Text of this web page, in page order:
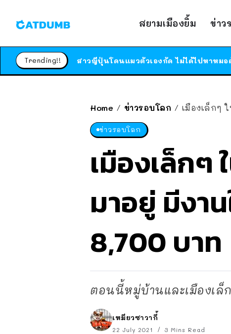
สยามเมืองยิ้ม ข่าว
Trending!!
Home / ข่าวรอบโลก / เมืองเล็กๆ
ข่าวรอบโลก
เมืองเล็กๆ
มาอยู่ มีงา
8,700 บาท
ตอนนี้หมู่บ้านและเมืองเล็
เหมียวซาวากี้
22 July 2021 3 Mins Read